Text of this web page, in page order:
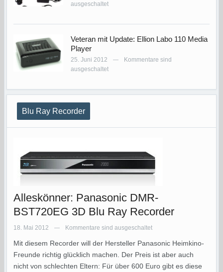
ausgeschaltet
Veteran mit Update: Ellion Labo 110 Media
Player
25. Juni 2012 —
Kommentare sind
ausgeschaltet
Blu Ray Recorder
Alleskönner: Panasonic DMR-
BST720EG 3D Blu Ray Recorder
18. Mai 2012 — Kommentare sind ausgeschaltet
Mit diesem Recorder will der Hersteller Panasonic Heimkino-
Freunde richtig glücklich machen. Der Preis ist aber auch
nicht von schlechten Eltern: Für über 600 Euro gibt es diese